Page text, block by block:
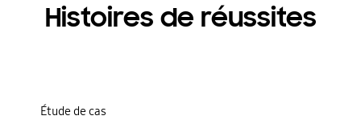
Histoires de réussites
Étude de cas